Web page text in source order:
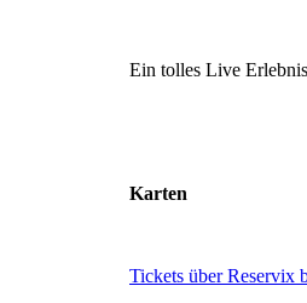
Ein tolles Live
Karten
Tickets über Reservix